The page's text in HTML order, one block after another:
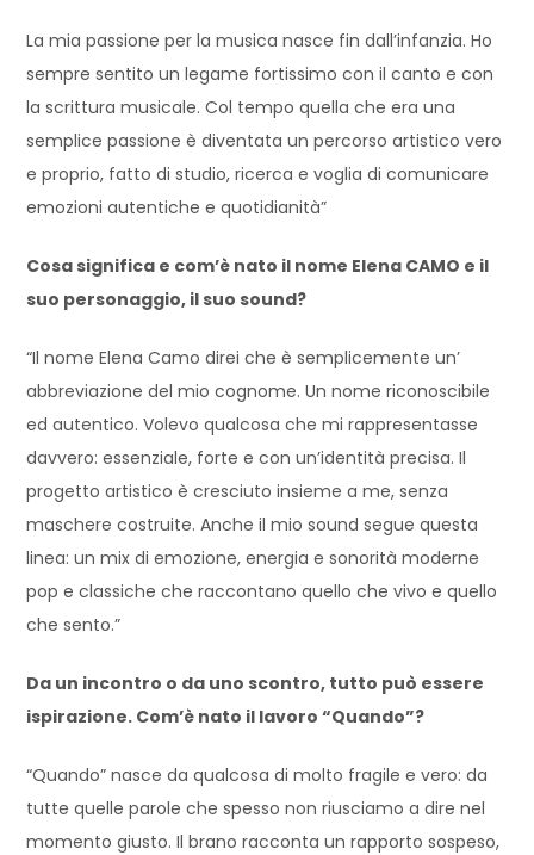
La mia passione per la musica nasce fin dall’infanzia. Ho
sempre sentito un legame fortissimo con il canto e con
la scrittura musicale. Col tempo quella che era una
semplice passione è diventata un percorso artistico vero
e proprio, fatto di studio, ricerca e voglia di comunicare
emozioni autentiche e quotidianità”
Cosa significa e com’è nato il nome Elena CAMO e il
suo personaggio, il suo sound?
“Il nome Elena Camo direi che è semplicemente un’
abbreviazione del mio cognome. Un nome riconoscibile
ed autentico. Volevo qualcosa che mi rappresentasse
davvero: essenziale, forte e con un’identità precisa. Il
progetto artistico è cresciuto insieme a me, senza
maschere costruite. Anche il mio sound segue questa
linea: un mix di emozione, energia e sonorità moderne
pop e classiche che raccontano quello che vivo e quello
che sento.”
Da un incontro o da uno scontro, tutto può essere
ispirazione. Com’è nato il lavoro “Quando”?
“Quando” nasce da qualcosa di molto fragile e vero: da
tutte quelle parole che spesso non riusciamo a dire nel
momento giusto. Il brano racconta un rapporto sospeso,